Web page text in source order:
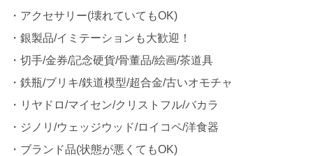
・アクセサリー(壊れていてもOK)
・銀製品/イミテーションも大歓迎！
・切手/金券/記念硬貨/骨董品/絵画/茶道具
・鉄瓶/ブリキ/鉄道模型/超合金/古いオモチャ
・リヤドロ/マイセン/クリストフル/バカラ
・ジノリ/ウェッジウッド/ロイコペ/洋食器
・ブランド品(状態が悪くてもOK)